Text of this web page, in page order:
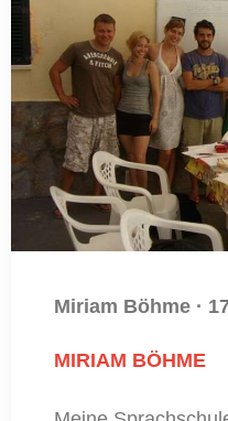
Miriam Böhme ·
MIRIAM BÖHME